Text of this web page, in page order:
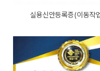
실용신안등록증(이동작